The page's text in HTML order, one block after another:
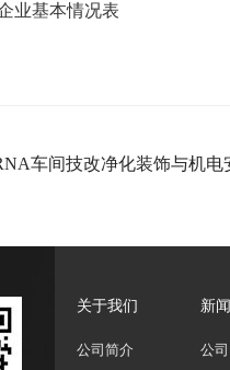
业基本情况表
车间技改净化装饰与机
关于我们
公司简介
新
公